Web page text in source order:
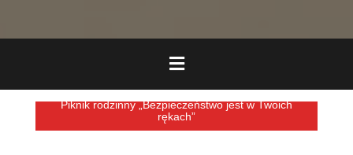
Piknik rodzinny „Bezpieczeństwo jest w Twoich
rękach”